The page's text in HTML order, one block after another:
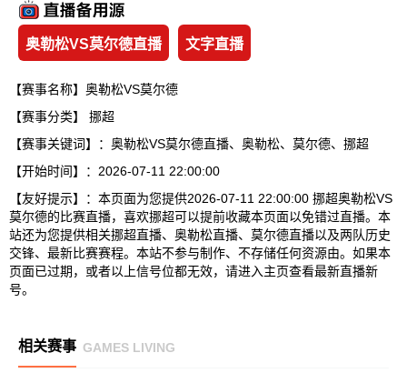
奥勒松VS莫尔德直播 文字直播
【赛事名称】奥勒松VS莫尔德
【赛事分类】 挪超
【赛事关键词】：奥勒松VS莫尔德直播、奥勒松、莫尔德、挪超
【开始时间】：2026-07-11 22:00:00
【友好提示】：本页面为您提供2026-07-11 22:00:00 挪超奥勒松VS
莫尔德的比赛直播，喜欢挪超可以提前收藏本页面以免错过直播。本
站还为您提供相关挪超直播、奥勒松直播、莫尔德直播以及两队历史
交锋、最新比赛赛程。本站不参与制作、不存储任何资源由。如果本
页面已过期，或者以上信号位都无效，请进入主页查看最新直播新
号。
相关赛事 GAMES LIVING